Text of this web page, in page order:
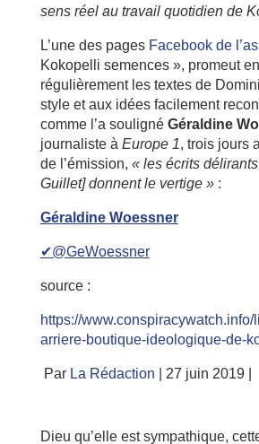
sens réel au travail quotidien de
L’une des pages Facebook de
Kokopelli semences », promeut
régulièrement les textes de
style et aux idées facilement
comme l’a souligné Géraldine
journaliste à Europe 1, trois jours
de l’émission, « les écrits
Guillet] donnent le vertige »:
Géraldine Woessner
✔@GeWoessner
source :
https://
arriere-boutique-ideologique-de-
Par La Rédaction | 27 juin 2019 |
Dieu qu’elle est sympathique,